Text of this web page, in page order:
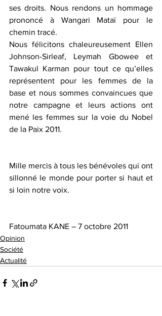
ses droits. Nous rendons un hommage
prononcé à Wangari Mataï pour le
chemin tracé.
Nous félicitons chaleureusement Ellen
Johnson-Sirleaf, Leymah Gbowee et
Tawakul Karman pour tout ce qu’elles
représentent pour les femmes de la
base et nous sommes convaincues que
notre campagne et leurs actions ont
mené les femmes sur la voie du Nobel
de la Paix 2011.
Mille mercis à tous les bénévoles qui ont
sillonné le monde pour porter si haut et
si loin notre voix.
Fatoumata KANE – 7 octobre 2011
Opinion
Société
Actualité